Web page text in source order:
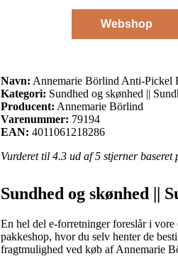
Webshop
Navn: Annemarie Börlind Anti-Pickel
Kategori: Sundhed og skønhed ||
Producent: Annemarie Börlind
Varenummer: 79194
EAN: 4011061218286
Vurderet til 4.3 ud af 5 stjerner baseret
Sundhed og skønhed ||
En hel del e-forretninger foreslår i
pakkeshop, hvor du selv henter de
fragtmulighed ved køb af Annemarie